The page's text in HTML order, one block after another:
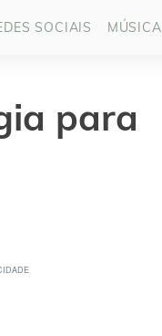
SOCIAIS MÚSICA
para